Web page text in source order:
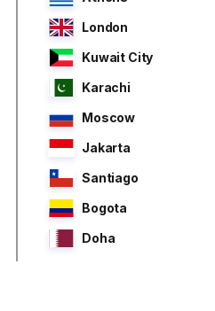
London
Kuwait City
Karachi
Moscow
Jakarta
Santiago
Bogota
Doha